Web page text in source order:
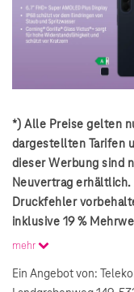
*) Alle Preise gelten
dargestellten Tarifen
dieser Werbung sind
Neuvertrag
Druckfehler
inklusive 19 %
mehr
Ein Angebot von: